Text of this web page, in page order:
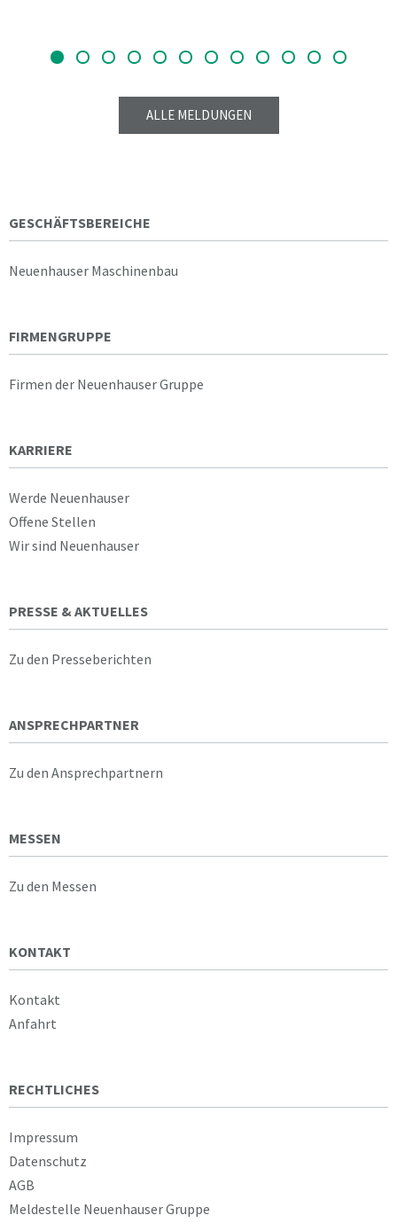
ALLE MELDUNGEN
GESCHÄFTSBEREICHE
Neuenhauser Maschinenbau
FIRMENGRUPPE
Firmen der Neuenhauser Gruppe
KARRIERE
Werde Neuenhauser
Offene Stellen
Wir sind Neuenhauser
PRESSE & AKTUELLES
Zu den Presseberichten
ANSPRECHPARTNER
Zu den Ansprechpartnern
MESSEN
Zu den Messen
KONTAKT
Kontakt
Anfahrt
RECHTLICHES
Impressum
Datenschutz
AGB
Meldestelle Neuenhauser Gruppe